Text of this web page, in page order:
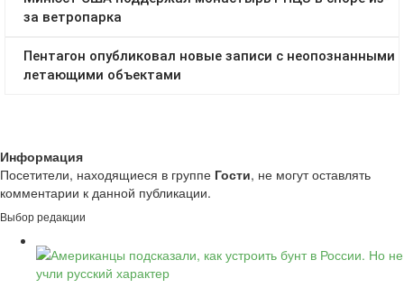
Информация
Посетители, находящиеся в группе Гости, не могут оставлять
комментарии к данной публикации.
Выбор редакции